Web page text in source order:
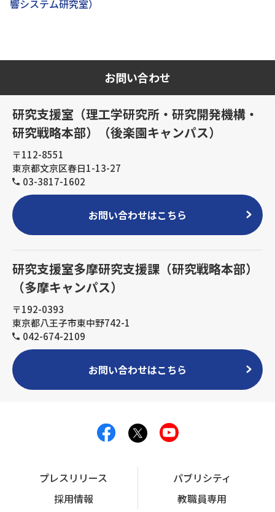
響システム研究室）
お問い合わせ
研究支援室（理工学研究所・研究開発機構・
研究戦略本部）（後楽園キャンパス）
〒112-8551
東京都文京区春日1-13-27
03-3817-1602
お問い合わせはこちら
研究支援室多摩研究支援課（研究戦略本部）
（多摩キャンパス）
〒192-0393
東京都八王子市東中野742-1
042-674-2109
お問い合わせはこちら
プレスリリース
パブリシティ
採用情報
教職員専用